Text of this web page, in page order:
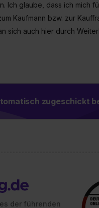
Ich glaube, dass ich mich
Kaufmann bzw. zur
sich auch hier durch
zugeschickt
der führenden